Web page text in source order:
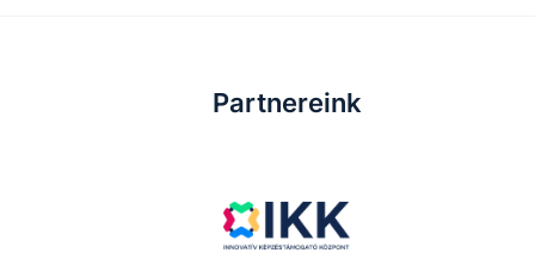
Partnereink